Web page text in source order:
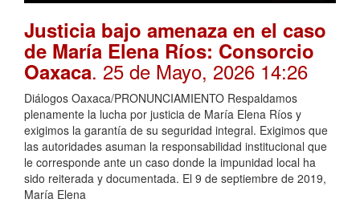
Justicia bajo amenaza en el caso
de María Elena Ríos: Consorcio
Oaxaca. 25 de Mayo, 2026 14:26
Diálogos Oaxaca/PRONUNCIAMIENTO Respaldamos
plenamente la lucha por justicia de María Elena Ríos y
exigimos la garantía de su seguridad integral. Exigimos que
las autoridades asuman la responsabilidad institucional que
le corresponde ante un caso donde la impunidad local ha
sido reiterada y documentada. El 9 de septiembre de 2019,
María Elena